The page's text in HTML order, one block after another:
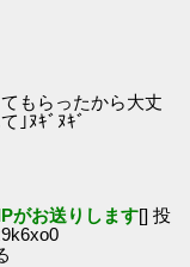
もらったから大丈
｣ﾇｷﾞﾇｷﾞ
がお送りします[] 投